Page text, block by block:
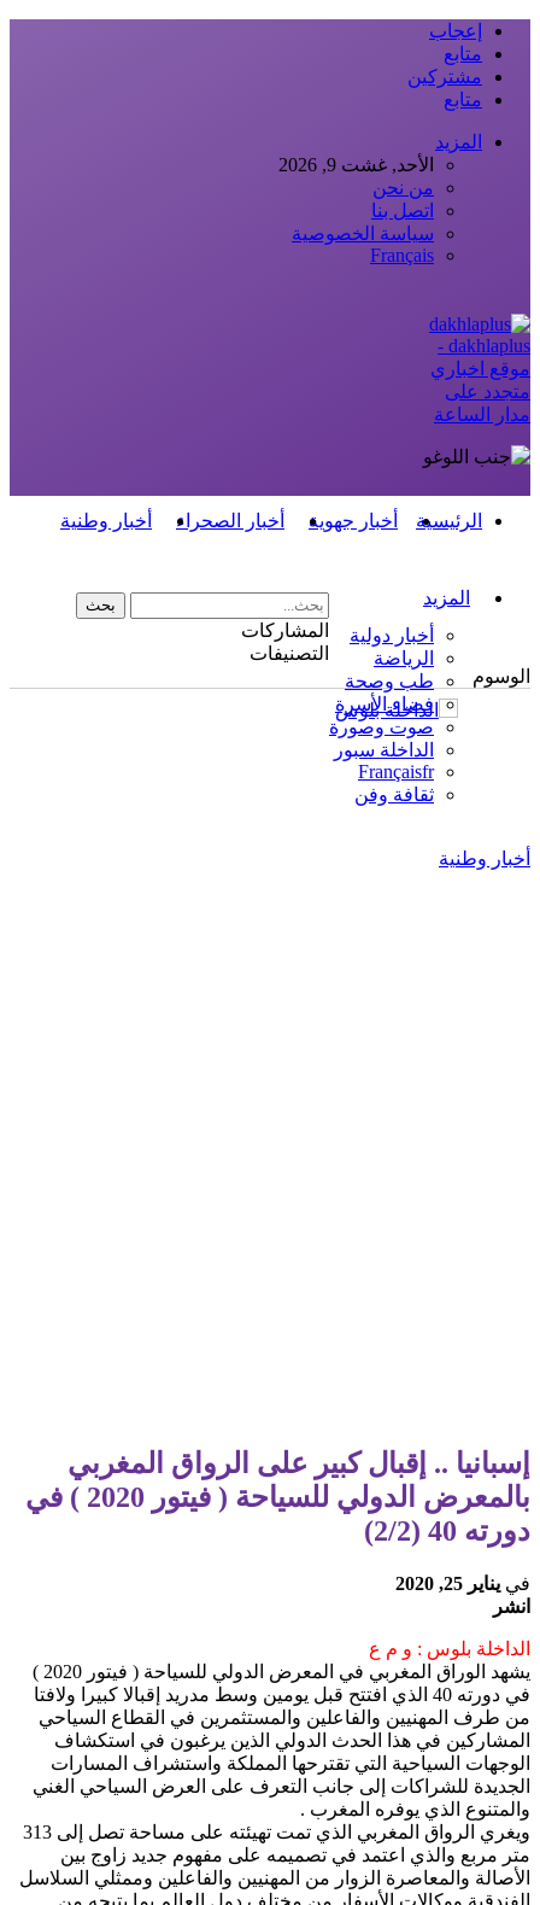
إعجاب
متابع
مشتركين
متابع
المزيد
الأحد, غشت 9, 2026
من نحن
اتصل بنا
سياسة الخصوصية
Français
dakhlaplus -
موقع اخباري
متجدد على
مدار الساعة
الرئيسية أخبار جهوية أخبار الصحراء أخبار وطنية
المزيد
أخبار دولية
الرياضة
طب وصحة
فضاء الأسرة
صوت وصورة
الداخلة سبور
Françaisfr
ثقافة وفن
المشاركات
التصنيفات
الوسوم
أخبار وطنية
إسبانيا .. إقبال كبير على الرواق المغربي
بالمعرض الدولي للسياحة ( فيتور 2020 ) في
دورته 40 (2/2)
في يناير 25, 2020
انشر
الداخلة بلوس : و م ع
يشهد الوراق المغربي في المعرض الدولي للسياحة ( فيتور 2020 )
في دورته 40 الذي افتتح قبل يومين وسط مدريد إقبالا كبيرا ولافتا
من طرف المهنيين والفاعلين والمستثمرين في القطاع السياحي
المشاركين في هذا الحدث الدولي الذين يرغبون في استكشاف
الوجهات السياحية التي تقترحها المملكة واستشراف المسارات
الجديدة للشراكات إلى جانب التعرف على العرض السياحي الغني
والمتنوع الذي يوفره المغرب .
ويغري الرواق المغربي الذي تمت تهيئته على مساحة تصل إلى 313
متر مربع والذي اعتمد في تصميمه على مفهوم جديد زاوج بين
الأصالة والمعاصرة الزوار من المهنيين والفاعلين وممثلي السلاسل
الفندقية ووكالات الأسفار من مختلف دول العالم بما يتيحه من